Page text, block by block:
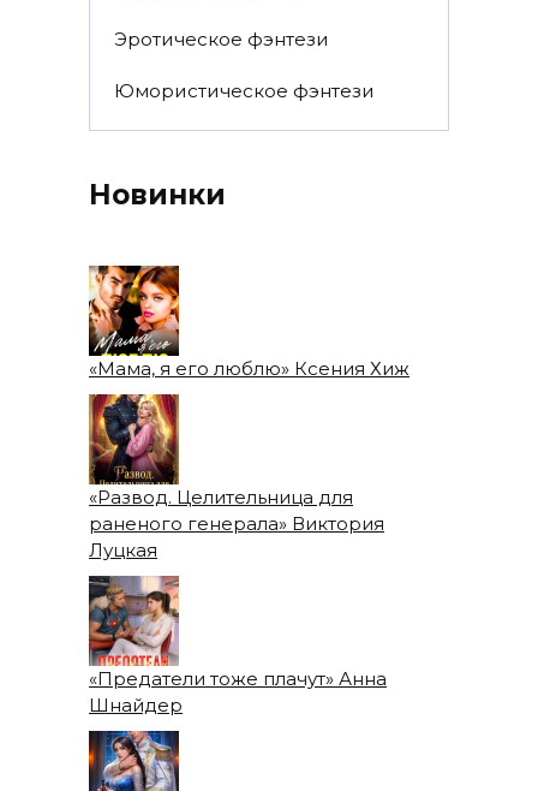
Эротическое фэнтези
Юмористическое фэнтези
Новинки
«Мама, я его люблю» Ксения Хиж
«Развод. Целительница для
раненого генерала» Виктория
Луцкая
«Предатели тоже плачут» Анна
Шнайдер